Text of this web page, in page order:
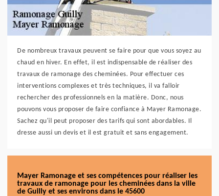
De nombreux travaux peuvent se faire pour que vous soyez au
chaud en hiver. En effet, il est indispensable de réaliser des
travaux de ramonage des cheminées. Pour effectuer ces
interventions complexes et très techniques, il va falloir
rechercher des professionnels en la matière. Donc, nous
pouvons vous proposer de faire confiance à Mayer Ramonage.
Sachez qu'il peut proposer des tarifs qui sont abordables. Il
dresse aussi un devis et il est gratuit et sans engagement.
Mayer Ramonage et ses compétences pour réaliser les
travaux de ramonage pour les cheminées dans la ville
de Guilly et ses environs dans le 45600